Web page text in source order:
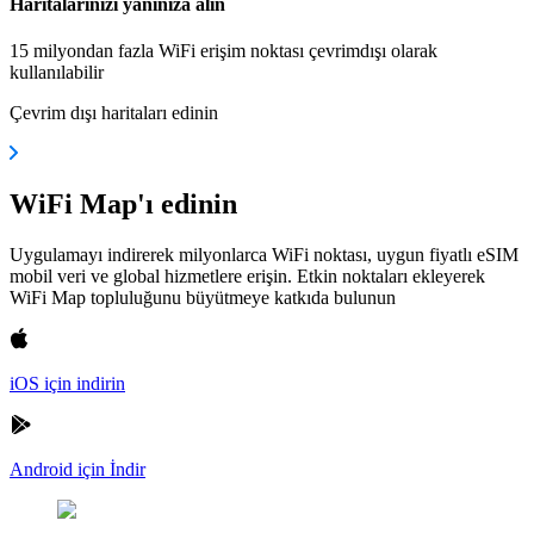
Haritalarınızı yanınıza alın
15 milyondan fazla WiFi erişim noktası çevrimdışı olarak
kullanılabilir
Çevrim dışı haritaları edinin
WiFi Map'ı edinin
Uygulamayı indirerek milyonlarca WiFi noktası, uygun fiyatlı eSIM
mobil veri ve global hizmetlere erişin. Etkin noktaları ekleyerek
WiFi Map topluluğunu büyütmeye katkıda bulunun
iOS için indirin
Android için İndir